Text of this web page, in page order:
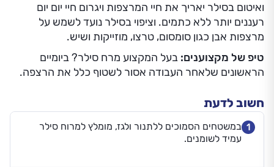
ואיטום בסילר יאריך את חיי המרצפות ויגרום חיי יום יום
רעננים יותר ללא כתמים. וציפוי בסילר נועד לשמש על
מרצפות אבן כגון סומסום, טרצו, מוזייקות ושיש.
טיפ של מקצוענים: בעל המקצוע מרח סילר? ביומיים
הראשונים שלאחר העבודה אסור לשטוף כלל את הרצפה.
חשוב לדעת
1 במשטחים הסמוכים ללתנור ולגז, מומלץ למרוח סילר
עמיד לשומנים.